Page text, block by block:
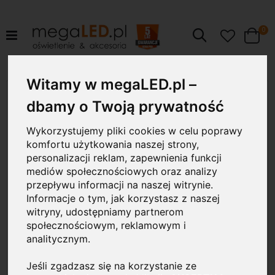
Witamy w megaLED.pl –
dbamy o Twoją prywatność
Wykorzystujemy pliki cookies w celu poprawy
komfortu użytkowania naszej strony,
personalizacji reklam, zapewnienia funkcji
mediów społecznościowych oraz analizy
przepływu informacji na naszej witrynie.
Informacje o tym, jak korzystasz z naszej
witryny, udostępniamy partnerom
społecznościowym, reklamowym i
analitycznym.
Jeśli zgadzasz się na korzystanie ze
Szukaj Cart
0
Przejdź
koniec